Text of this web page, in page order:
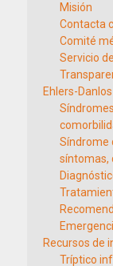
Misión
Contacta
Comité
Servicio
Ehlers-
Síndrome
síntomas,
Recursos de
Tríptico